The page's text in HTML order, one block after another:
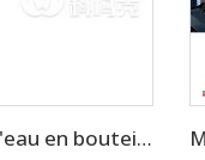
équipement de remplissage d'eau en bouteilles PET de 5L à 800BPH (CGF 6-6-1)